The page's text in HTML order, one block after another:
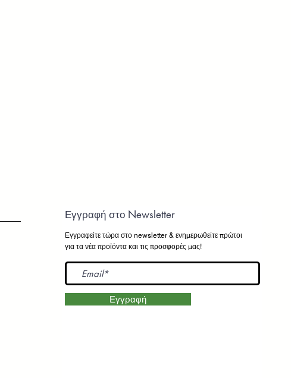
Εγγραφή στο Newsletter
Εγγραφείτε τώρα στο newsletter & ενημερωθείτε πρώτοι
για τα νέα προϊόντα και τις προσφορές μας!
Εγγραφή